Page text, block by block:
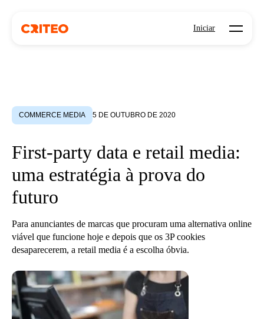
Iniciar Open
COMMERCE MEDIA 5 DE OUTUBRO DE 2020
First-party data e retail media:
uma estratégia à prova do
futuro
Para anunciantes de marcas que procuram uma alternativa online
viável que funcione hoje e depois que os 3P cookies
desaparecerem, a retail media é a escolha óbvia.